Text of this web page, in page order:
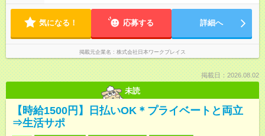
気になる！ 応募する 詳細へ
掲載元企業名 株式会社日本ワークプレイス
掲載日：2026.08.02
未読
【時給1500円】日払いOK＊プライベートと両立
⇒生活サポ